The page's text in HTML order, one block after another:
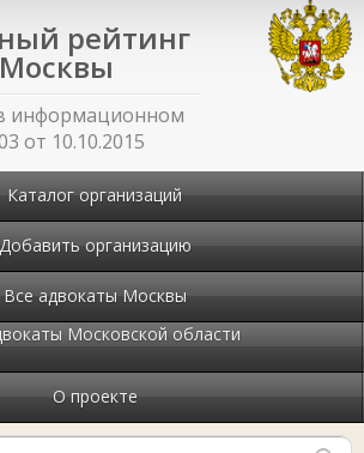
рейтинг
информационном
от 10.10.2015
Каталог организаций
организацию
Все адвокаты Москвы
Московской области
О проекте